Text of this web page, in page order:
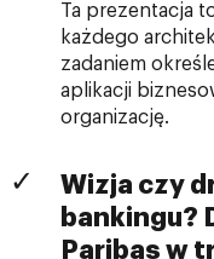
Ta prezentacja
każdego
zadaniem
aplikacji
organizację.
Wizja czy
bankingu?
Paribas w